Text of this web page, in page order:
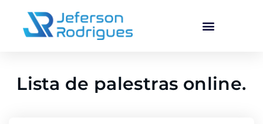
Lista de palestras online.